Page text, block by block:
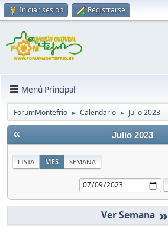
Iniciar sesión Registrarse
Menú Principal
ForumMontefrio ► Calendario ► Julio 2023
« Julio 2023
LISTA MES SEMANA
»